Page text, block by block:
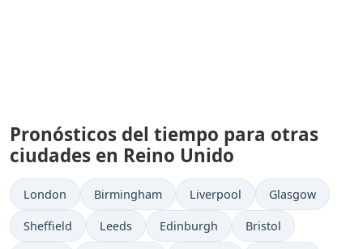
Pronósticos del tiempo para otras
ciudades en Reino Unido
London Birmingham Liverpool Glasgow
Sheffield Leeds Edinburgh Bristol